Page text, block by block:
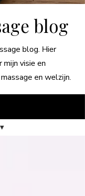
blog
blog. Hier
visie en
en welzijn.